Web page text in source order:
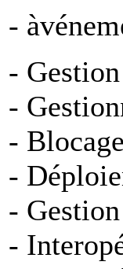
-
-
-
-
-
-
-